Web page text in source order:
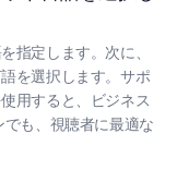
指定します。次に、
を選択します。サポ
用すると、ビジネス
も、視聴者に最適な